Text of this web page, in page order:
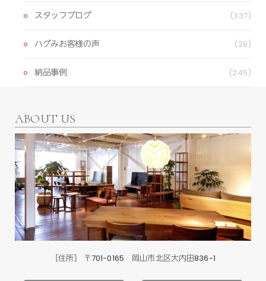
スタッフブログ (337)
ハグみお客様の声 (28)
納品事例 (245)
ABOUT US
［住所］ 〒701-0165 岡山市北区大内田836-1